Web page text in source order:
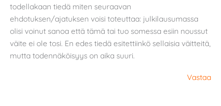
todellakaan tiedä miten seuraavan
ehdotuksen/ajatuksen voisi toteuttaa: julkilausumassa
olisi voinut sanoa että tämä tai tuo somessa esiin noussut
väite ei ole tosi. En edes tiedä esitettiinkö sellaisia väitteitä,
mutta todennäköisyys on aika suuri.
Vastaa